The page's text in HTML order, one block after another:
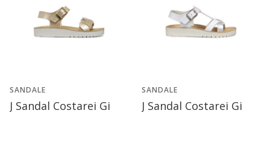
SANDALE
J Sandal Costarei Gi
SANDALE
J Sandal Costarei Gi